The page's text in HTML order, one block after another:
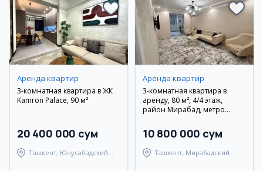
Аренда квартир
3-комнатная квартира в ЖК
Kamron Palace, 90 м²
20 400 000 сум
Ташкент, Юнусабадский
Аренда квартир
3-комнатная квартира в
аренду, 80 м², 4/4 этаж,
район Мирабад, метро
10 800 000 сум
Ташкент, Мирабадский